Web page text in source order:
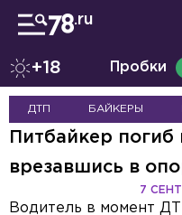
+18 Пробки
ДТП БАЙКЕРЫ
Питбайкер погиб
врезавшись в
7
Водитель в момент